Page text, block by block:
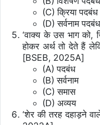
(C) क्रिया पदबंध
(D) सर्वनाम पदबंध
‘वाक्य के उस भाग को,
होकर अर्थ तो देते हैं
[BSEB, 2025A]
(A) पदबंध
(B) सर्वनाम
(C) समास
(D) अव्यय
‘शेर की तरह दहाड़ने